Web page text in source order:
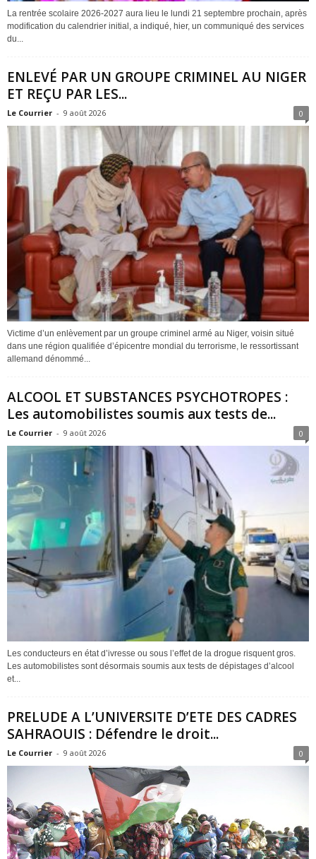
La rentrée scolaire 2026-2027 aura lieu le lundi 21 septembre prochain, après
modification du calendrier initial, a indiqué, hier, un communiqué des services
du...
ENLEVÉ PAR UN GROUPE CRIMINEL AU NIGER
ET REÇU PAR LES...
Le Courrier - 9 août 2026 0
Victime d’un enlèvement par un groupe criminel armé au Niger, voisin situé
dans une région qualifiée d’épicentre mondial du terrorisme, le ressortissant
allemand dénommé...
ALCOOL ET SUBSTANCES PSYCHOTROPES :
Les automobilistes soumis aux tests de...
Le Courrier - 9 août 2026 0
Les conducteurs en état d’ivresse ou sous l’effet de la drogue risquent gros.
Les automobilistes sont désormais soumis aux tests de dépistages d’alcool
et...
PRELUDE A L’UNIVERSITE D’ETE DES CADRES
SAHRAOUIS : Défendre le droit...
Le Courrier - 9 août 2026 0